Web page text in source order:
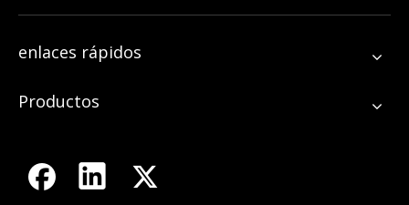
enlaces rápidos
Productos